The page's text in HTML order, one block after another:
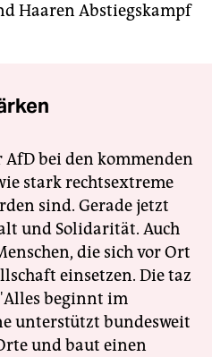
Haaren Abstiegskampf
bei den kommenden
stark rechtsextreme
sind. Gerade jetzt
und Solidarität. Auch
die sich vor Ort
einsetzen. Die taz
beginnt im
unterstützt bundesweit
und baut einen